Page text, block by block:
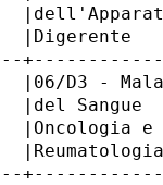
e
|Digerente
D3 -